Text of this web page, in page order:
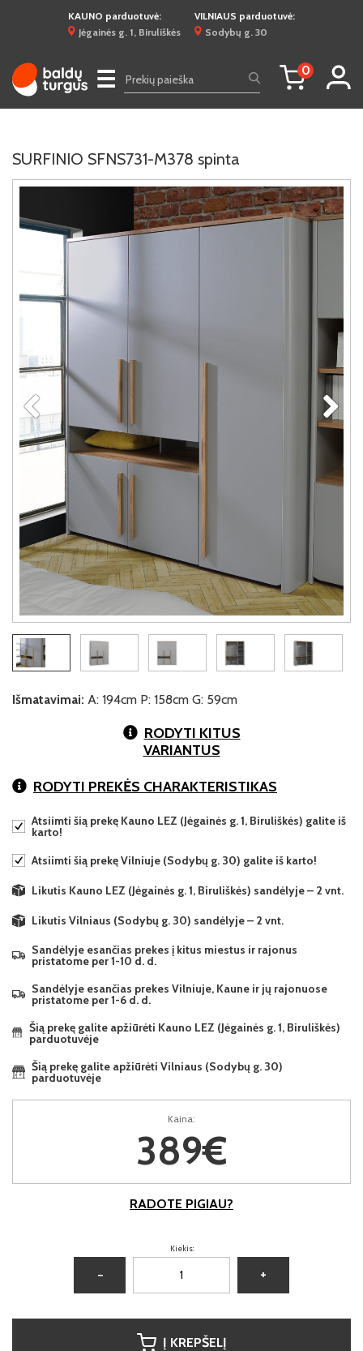
KAUNO parduotuvė:
Jėgainės g. 1, Biruliškės
VILNIAUS parduotuvė:
Sodybų g. 30
☰ 0
SURFINIO SFNS731-M378 spinta
Išmatavimai: A: 194cm P: 158cm G: 59cm
RODYTI KITUS
VARIANTUS
RODYTI PREKĖS CHARAKTERISTIKAS
Atsiimti šią prekę Kauno LEZ (Jėgainės g. 1, Biruliškės) galite iš
karto!
Atsiimti šią prekę Vilniuje (Sodybų g. 30) galite iš karto!
Likutis Kauno LEZ (Jėgainės g. 1, Biruliškės) sandėlyje – 2 vnt.
Likutis Vilniaus (Sodybų g. 30) sandėlyje – 2 vnt.
Sandėlyje esančias prekes į kitus miestus ir rajonus
pristatome per 1-10 d. d.
Sandėlyje esančias prekes Vilniuje, Kaune ir jų rajonuose
pristatome per 1-6 d. d.
Šią prekę galite apžiūrėti Kauno LEZ (Jėgainės g. 1, Biruliškės)
parduotuvėje
Šią prekę galite apžiūrėti Vilniaus (Sodybų g. 30)
parduotuvėje
Kaina:
389€
RADOTE PIGIAU?
Kiekis:
− +
Į KREPŠELĮ